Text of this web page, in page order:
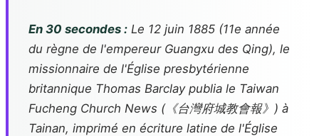
En 30 secondes : Le 12 juin 1885 (11e année
du règne de l'empereur Guangxu des Qing), le
missionnaire de l'Église presbytérienne
britannique Thomas Barclay publia le Taiwan
Fucheng Church News (《台灣府城教會報》) à
Tainan, imprimé en écriture latine de l'Église